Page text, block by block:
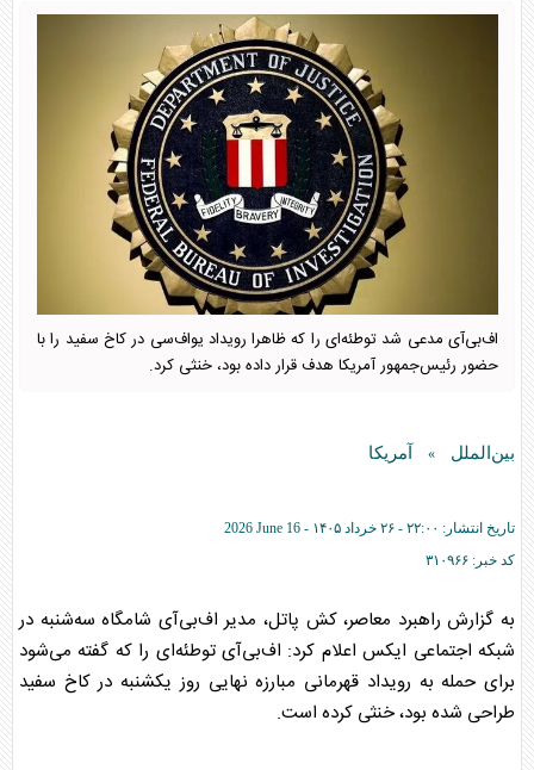
اف‌بی‌آی مدعی شد توطئه‌ای را که ظاهرا رویداد یواف‌سی در کاخ سفید را با
حضور رئیس‌جمهور آمریکا هدف قرار داده بود، خنثی کرد.
بین‌الملل » آمریکا
تاریخ انتشار: ۲۲:۰۰ - ۲۶ خرداد ۱۴۰۵ -
2026 June 16
کد خبر: ۳۱۰۹۶۶
به گزارش راهبرد معاصر، کش پاتل، مدیر اف‌بی‌آی شامگاه سه‌شنبه در
شبکه اجتماعی ایکس اعلام کرد: اف‌بی‌آی توطئه‌ای را که گفته می‌شود
برای حمله به رویداد قهرمانی مبارزه نهایی روز یکشنبه در کاخ سفید
طراحی شده بود، خنثی کرده است.